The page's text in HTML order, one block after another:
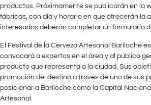
productos. Próximamente se publicarán en la
fábricas, con día y horario en que ofrecerán la
interesados deberán completar un formulario
El Festival de la Cerveza Artesanal Bariloche
convocará a expertos en el área y al público
producto que representa a la ciudad. Sus
promoción del destino a través de uno de sus
posicionar a Bariloche como la Capital
Artesanal.